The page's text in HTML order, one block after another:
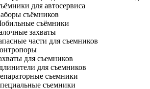
для автосервиса
съёмников
съёмники
захваты
части для съемников
для съемников
для съемников
съемники
съемники